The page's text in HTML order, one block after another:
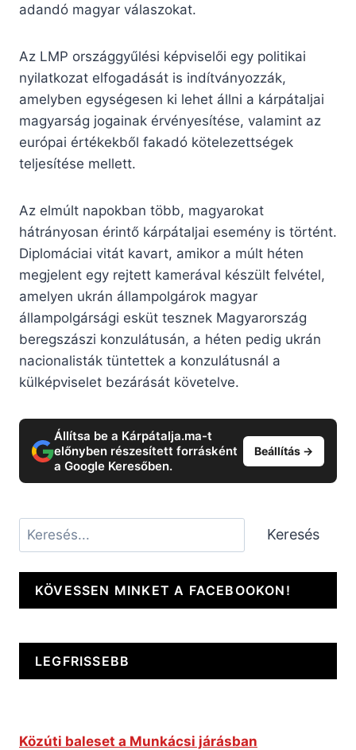
adandó magyar válaszokat.
Az LMP országgyűlési képviselői egy politikai
nyilatkozat elfogadását is indítványozzák,
amelyben egységesen ki lehet állni a kárpátaljai
magyarság jogainak érvényesítése, valamint az
európai értékekből fakadó kötelezettségek
teljesítése mellett.
Az elmúlt napokban több, magyarokat
hátrányosan érintő kárpátaljai esemény is történt.
Diplomáciai vitát kavart, amikor a múlt héten
megjelent egy rejtett kamerával készült felvétel,
amelyen ukrán állampolgárok magyar
állampolgársági esküt tesznek Magyarország
beregszászi konzulátusán, a héten pedig ukrán
nacionalisták tüntettek a konzulátusnál a
külképviselet bezárását követelve.
Állítsa be a Kárpátalja.ma-t
előnyben részesített forrásként
a Google Keresőben.
Beállítás →
Keresés Keresés
KÖVESSEN MINKET A FACEBOOKON!
LEGFRISSEBB
Közúti baleset a Munkácsi járásban